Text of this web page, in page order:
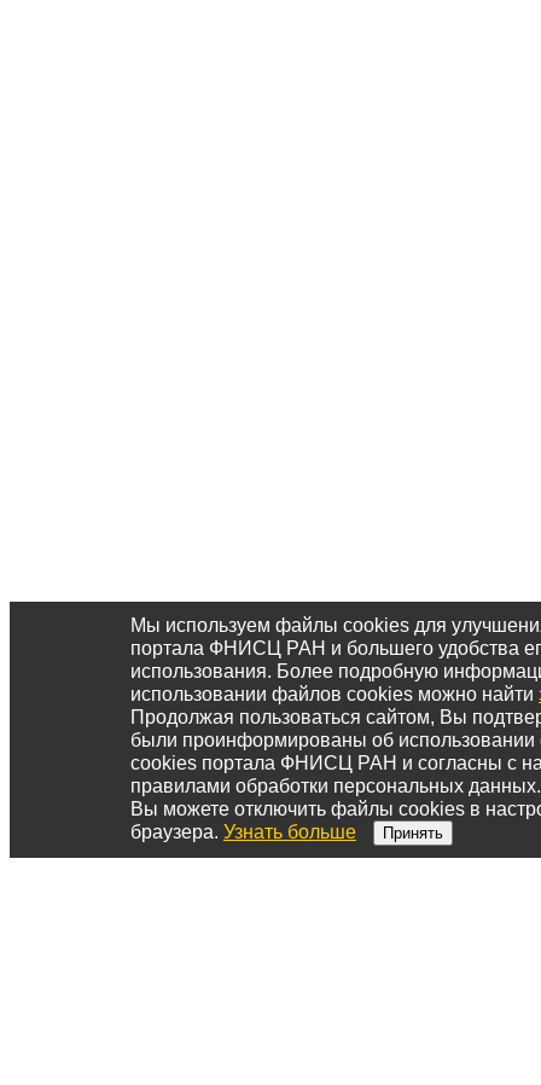
Мы используем файлы cookies для
портала ФНИСЦ РАН и большего удобства
использования. Более подробную
использовании файлов cookies можно найти
Продолжая пользоваться сайтом, Вы
были проинформированы об
cookies портала ФНИСЦ РАН и согласны с
правилами обработки персональных данных.
Вы можете отключить файлы cookies в
браузера. Узнать больше Принять